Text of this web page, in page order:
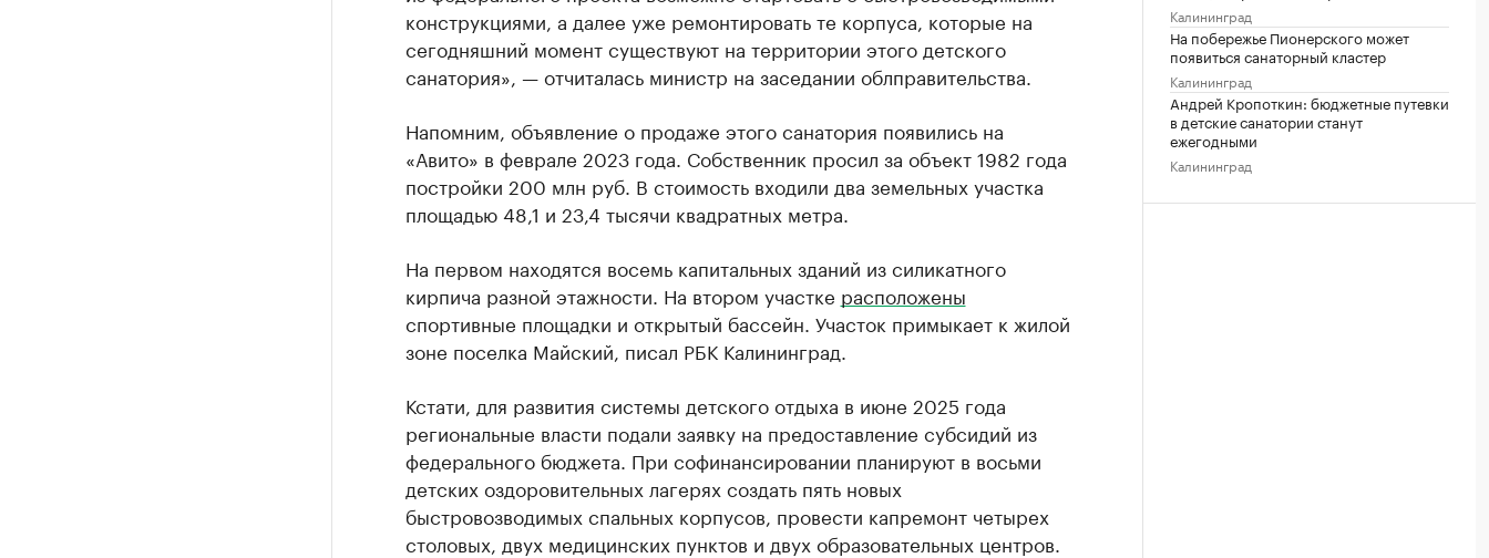
конструкциями, а далее уже ремонтировать те корпуса, которые на
сегодняшний момент существуют на территории этого детского
санатория», — отчиталась министр на заседании облправительства.
Напомним, объявление о продаже этого санатория появились на
«Авито» в феврале 2023 года. Собственник просил за объект 1982 года
постройки 200 млн руб. В стоимость входили два земельных участка
площадью 48,1 и 23,4 тысячи квадратных метра.
На первом находятся восемь капитальных зданий из силикатного
кирпича разной этажности. На втором участке расположены
спортивные площадки и открытый бассейн. Участок примыкает к жилой
зоне поселка Майский, писал РБК Калининград.
Кстати, для развития системы детского отдыха в июне 2025 года
региональные власти подали заявку на предоставление субсидий из
федерального бюджета. При софинансировании планируют в восьми
детских оздоровительных лагерях создать пять новых
быстровозводимых спальных корпусов, провести капремонт четырех
столовых, двух медицинских пунктов и двух образовательных центров.
Калининград
На побережье Пионерского может
появиться санаторный кластер
Калининград
Андрей Кропоткин: бюджетные путевки
в детские санатории станут
ежегодными
Калининград